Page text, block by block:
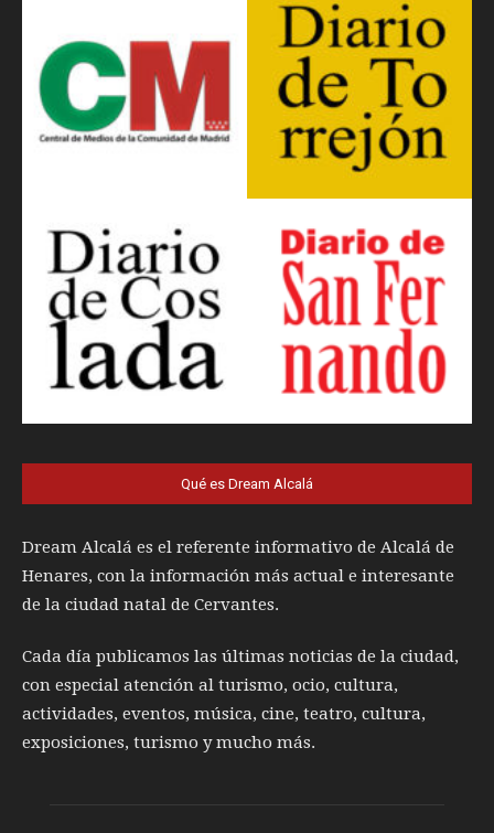
Qué es Dream Alcalá
Dream Alcalá es el referente informativo de Alcalá de
Henares, con la información más actual e interesante
de la ciudad natal de Cervantes.
Cada día publicamos las últimas noticias de la ciudad,
con especial atención al turismo, ocio, cultura,
actividades, eventos, música, cine, teatro, cultura,
exposiciones, turismo y mucho más.